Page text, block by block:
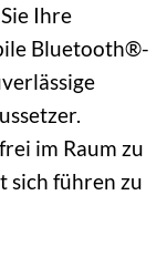
Ihre
Bluetooth®-
im Raum zu
sich führen zu